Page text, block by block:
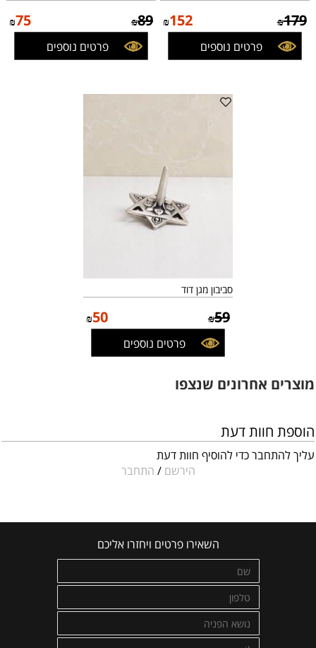
₪179
₪152
פרטים נוספים
₪89
₪75
פרטים נוספים
סביבון מגן דוד
₪59
₪50
פרטים נוספים
מוצרים אחרונים שנצפו
הוספת חוות דעת
עליך להתחבר כדי להוסיף חוות דעת
הירשם / התחבר
השאירו פרטים ויחזרו אליכם